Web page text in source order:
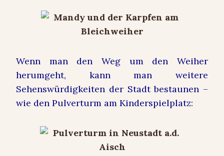
Wenn man den Weg um den Weiher
herumgeht, kann man weitere
Sehenswürdigkeiten der Stadt bestaunen –
wie den Pulverturm am Kinderspielplatz: